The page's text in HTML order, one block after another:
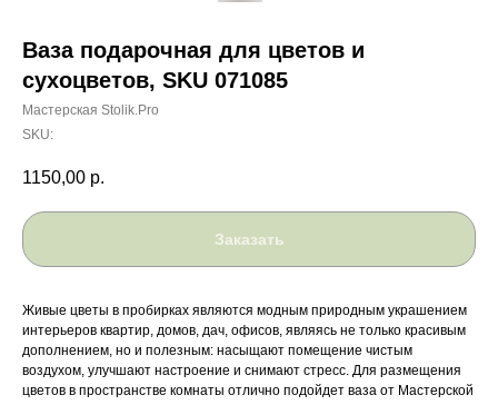
Ваза подарочная для цветов и
сухоцветов, SKU 071085
Мастерская Stolik.Pro
SKU:
1150,00 р.
Заказать
Живые цветы в пробирках являются модным природным украшением
интерьеров квартир, домов, дач, офисов, являясь не только красивым
дополнением, но и полезным: насыщают помещение чистым
воздухом, улучшают настроение и снимают стресс. Для размещения
цветов в пространстве комнаты отлично подойдет ваза от Мастерской